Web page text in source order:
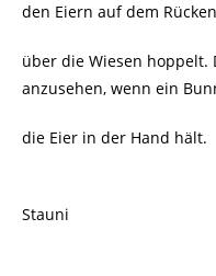
den Eiern auf dem Rücken
über die Wiesen hoppelt.
anzusehen, wenn ein
die Eier in der Hand hält.
Stauni